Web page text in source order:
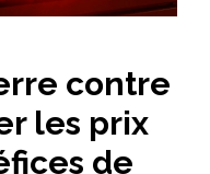
contre
les prix
de